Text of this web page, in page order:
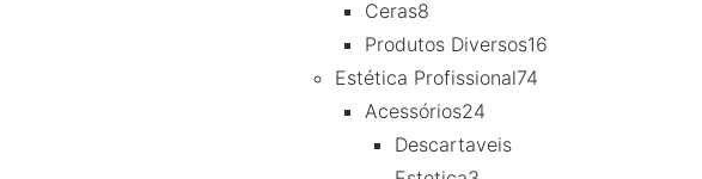
Ceras8
Produtos Diversos16
Estética Profissional74
Acessórios24
Descartaveis